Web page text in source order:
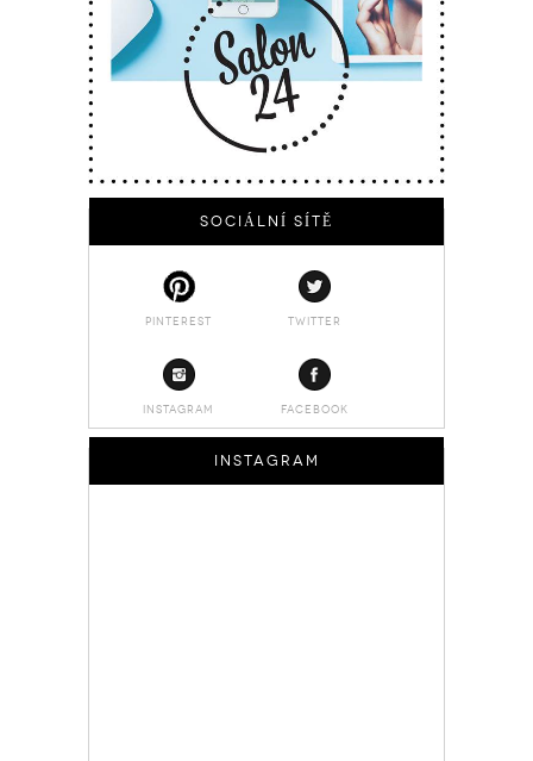
SOCIÁLNÍ SÍTĚ
PINTEREST TWITTER
INSTAGRAM FACEBOOK
INSTAGRAM